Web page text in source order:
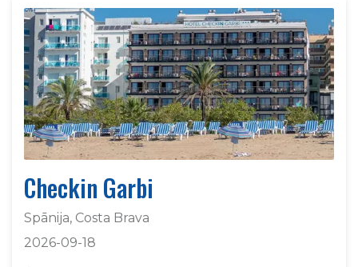
Checkin Garbi
Spānija, Costa Brava
2026-09-18